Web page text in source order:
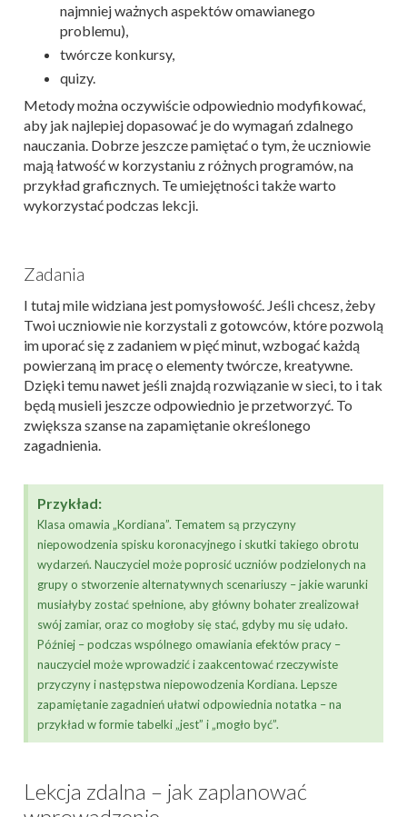
najmniej ważnych aspektów omawianego
problemu),
twórcze konkursy,
quizy.
Metody można oczywiście odpowiednio modyfikować,
aby jak najlepiej dopasować je do wymagań zdalnego
nauczania. Dobrze jeszcze pamiętać o tym, że uczniowie
mają łatwość w korzystaniu z różnych programów, na
przykład graficznych. Te umiejętności także warto
wykorzystać podczas lekcji.
Zadania
I tutaj mile widziana jest pomysłowość. Jeśli chcesz, żeby
Twoi uczniowie nie korzystali z gotowców, które pozwolą
im uporać się z zadaniem w pięć minut, wzbogać każdą
powierzaną im pracę o elementy twórcze, kreatywne.
Dzięki temu nawet jeśli znajdą rozwiązanie w sieci, to i tak
będą musieli jeszcze odpowiednio je przetworzyć. To
zwiększa szanse na zapamiętanie określonego
zagadnienia.
Przykład:
Klasa omawia „Kordiana”. Tematem są przyczyny
niepowodzenia spisku koronacyjnego i skutki takiego obrotu
wydarzeń. Nauczyciel może poprosić uczniów podzielonych na
grupy o stworzenie alternatywnych scenariuszy – jakie warunki
musiałyby zostać spełnione, aby główny bohater zrealizował
swój zamiar, oraz co mogłoby się stać, gdyby mu się udało.
Później – podczas wspólnego omawiania efektów pracy –
nauczyciel może wprowadzić i zaakcentować rzeczywiste
przyczyny i następstwa niepowodzenia Kordiana. Lepsze
zapamiętanie zagadnień ułatwi odpowiednia notatka – na
przykład w formie tabelki „jest” i „mogło być”.
Lekcja zdalna – jak zaplanować